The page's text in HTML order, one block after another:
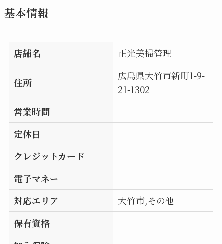
基本情報
店舗名 正光美掃管理
住所
広島県大竹市新町1-9-
21-1302
営業時間
定休日
クレジットカード
電子マネー
対応エリア
大竹市,その他
保有資格